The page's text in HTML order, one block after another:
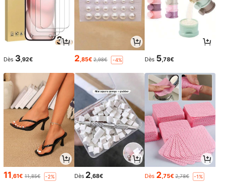
Dès 3,92€ 2,85€ 2,98€ -4% Dès 5,78€
11,61€ 11,85€ -2% Dès 2,68€ Dès 2,75€ 2,78€ -1%